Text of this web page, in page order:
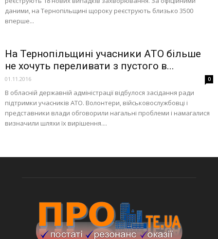
даними, на Тернопільщині щороку реєструють близько 3500
вперше...
На Тернопільщині учасники АТО більше
не хочуть переливати з пустого в...
01.11.2016 0
В обласній державній адміністрації відбулося засідання ради
підтримки учасників АТО. Волонтери, військовослужбовці і
представники влади обговорили нагальні проблеми і намагалися
визначили шляхи їх вирішення....